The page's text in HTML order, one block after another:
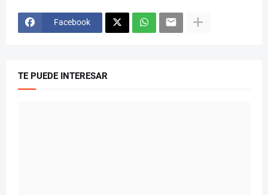
Facebook
TE PUEDE INTERESAR